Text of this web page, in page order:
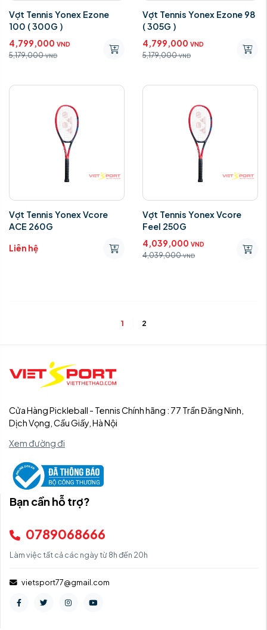
Vợt Tennis Yonex Ezone
100 ( 300G )
4,799,000 VND
5,179,000 VND
Vợt Tennis Yonex Ezone 98
( 305G )
4,799,000 VND
5,179,000 VND
Vợt Tennis Yonex Vcore
ACE 260G
Liên hệ
Vợt Tennis Yonex Vcore
Feel 250G
4,039,000 VND
4,039,000 VND
1 2
Cửa Hàng Pickleball - Tennis Chính hãng : 77 Trần Đăng Ninh,
Dịch Vọng, Cầu Giấy, Hà Nội
Xem đường đi
Bạn cần hỗ trợ?
0789068666
Làm việc tất cả các ngày từ 8h đến 20h
vietsport77@gmail.com